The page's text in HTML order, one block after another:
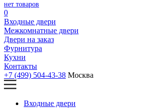
нет товаров
0
Входные двери
Межкомнатные двери
Двери на заказ
Фурнитура
Кухни
Контакты
+7 (499) 504-43-38 Москва
Входные двери